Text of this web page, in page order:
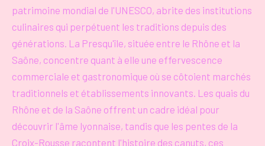
patrimoine mondial de l'UNESCO, abrite des institutions
culinaires qui perpétuent les traditions depuis des
générations. La Presqu'île, située entre le Rhône et la
Saône, concentre quant à elle une effervescence
commerciale et gastronomique où se côtoient marchés
traditionnels et établissements innovants. Les quais du
Rhône et de la Saône offrent un cadre idéal pour
découvrir l'âme lyonnaise, tandis que les pentes de la
Croix-Rousse racontent l'histoire des canuts, ces